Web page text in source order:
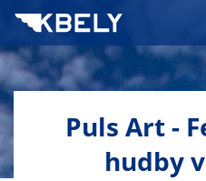
Puls Art -
hudby